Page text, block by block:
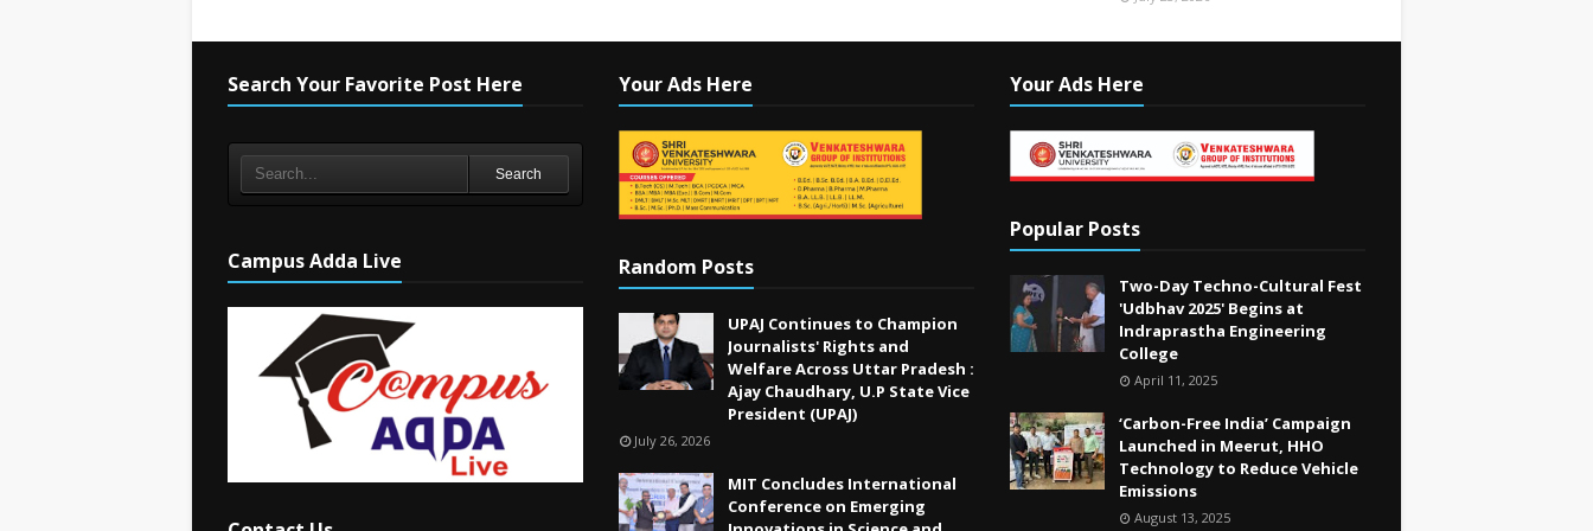
Search Your Favorite Post Here
Search
Campus Adda Live
Your Ads Here
Random Posts
UPAJ Continues to Champion
Journalists' Rights and
Welfare Across Uttar Pradesh :
Ajay Chaudhary, U.P State Vice
President (UPAJ)
July 26, 2026
MIT Concludes International
Conference on Emerging
Your Ads Here
Popular Posts
Two-Day Techno-Cultural Fest
'Udbhav 2025' Begins at
Indraprastha Engineering
College
April 11, 2025
‘Carbon-Free India’ Campaign
Launched in Meerut, HHO
Technology to Reduce Vehicle
Emissions
August 13, 2025